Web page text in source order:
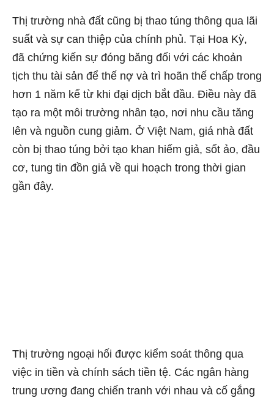
Thị trường nhà đất cũng bị thao túng thông qua lãi
suất và sự can thiệp của chính phủ. Tại Hoa Kỳ,
đã chứng kiến ​​sự đóng băng đối với các khoản
tịch thu tài sản để thế nợ và trì hoãn thế chấp trong
hơn 1 năm kể từ khi đại dịch bắt đầu. Điều này đã
tạo ra một môi trường nhân tạo, nơi nhu cầu tăng
lên và nguồn cung giảm. Ở Việt Nam, giá nhà đất
còn bị thao túng bởi tạo khan hiếm giả, sốt ảo, đầu
cơ, tung tin đồn giả về qui hoạch trong thời gian
gần đây.
Thị trường ngoại hối được kiểm soát thông qua
việc in tiền và chính sách tiền tệ. Các ngân hàng
trung ương đang chiến tranh với nhau và cố gắng